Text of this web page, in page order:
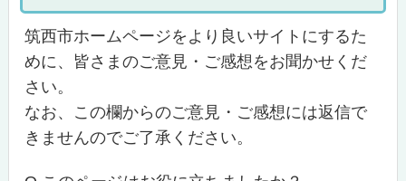
筑西市ホームページをより良いサイトにするた
めに、皆さまのご意見・ご感想をお聞かせくだ
さい。
なお、この欄からのご意見・ご感想には返信で
きませんのでご了承ください。